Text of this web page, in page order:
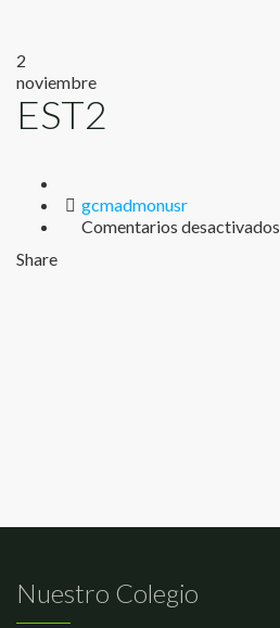
2
noviembre
EST2
Author
gcmadmonusr
Comentarios desactivados
Share
Nuestro Colegio